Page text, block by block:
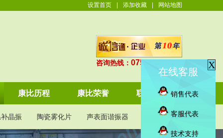
设置首页 添加收藏 网站地图
咨询热线： 0755-27876201
康比历程 康比荣誉 联系康比
晶振 陶瓷雾化片 声表面谐振器 KDS晶振
在线客服
X
销售代表
客服代表
技术支持